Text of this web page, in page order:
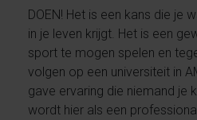
DOEN! Het is een kans die je
in je leven krijgt. Het is een
sport te mogen spelen en
volgen op een universiteit in
gave ervaring die niemand je
wordt hier als een